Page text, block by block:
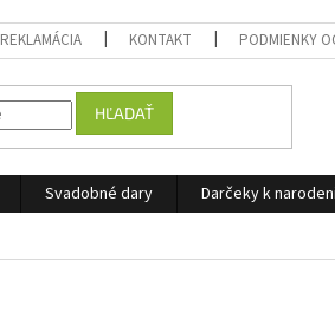
REKLAMÁCIA KONTAKT PODMIENKY
HĽADAŤ
Svadobné dary Darčeky k